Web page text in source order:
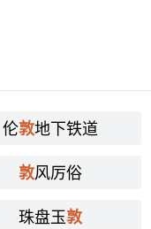
伦敦地下铁道
敦风厉俗
珠盘玉敦